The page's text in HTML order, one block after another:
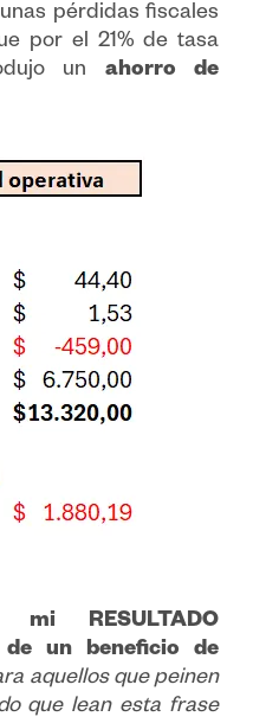
pérdidas fiscales
por el 21% de tasa
un ahorro de
mi RESULTADO
un beneficio de
aquellos que peinen
que lean esta frase